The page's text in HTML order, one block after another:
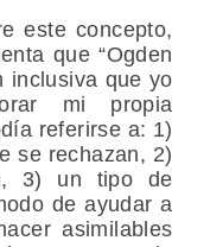
este concepto,
que “Ogden
inclusiva que yo
mi propia
referirse a: 1)
se rechazan, 2)
3) un tipo de
de ayudar a
asimilables